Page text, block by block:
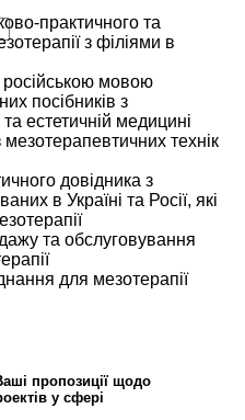
практичного та
з філіями в
мовою
посібників з
та естетичній медицині
технік
довідника з
в Україні та Росії, які
та обслуговування
для мезотерапії
пропозиції щодо
у сфері